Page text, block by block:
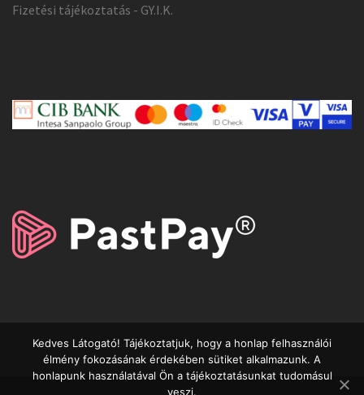
Fizetési tájékoztatás - GY.I.K.
Kedves Látogató! Tájékoztatjuk, hogy a honlap felhasználói
élmény fokozásának érdekében sütiket alkalmazunk. A
honlapunk használatával Ön a tájékoztatásunkat tudomásul
veszi.